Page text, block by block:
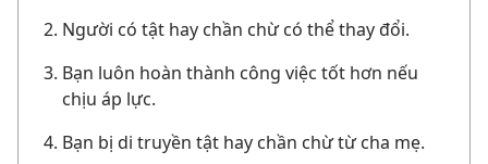
Người có tật hay chần chừ có thể thay đổi.
Bạn luôn hoàn thành công việc tốt hơn nếu
chịu áp lực.
Bạn bị di truyền tật hay chần chừ từ cha mẹ.